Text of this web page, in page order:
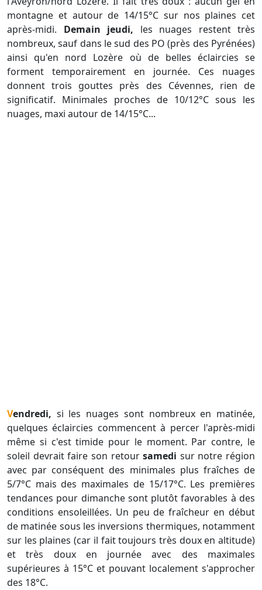
montagne et autour de 14/15°C sur nos plaines cet
après-midi. Demain jeudi, les nuages restent très
nombreux, sauf dans le sud des PO (près des Pyrénées)
ainsi qu'en nord Lozère où de belles éclaircies se
forment temporairement en journée. Ces nuages
donnent trois gouttes près des Cévennes, rien de
significatif. Minimales proches de 10/12°C sous les
nuages, maxi autour de 14/15°C...
Vendredi, si les nuages sont nombreux en matinée,
quelques éclaircies commencent à percer l'après-midi
même si c'est timide pour le moment. Par contre, le
soleil devrait faire son retoursamedi sur notre région
avec par conséquent des minimales plus fraîches de
5/7°C mais des maximales de 15/17°C. Les premières
tendances pour dimanche sont plutôt favorables à des
conditions ensoleillées. Un peu de fraîcheur en début
de matinée sous les inversions thermiques, notamment
sur les plaines (car il fait toujours très doux en altitude)
et très doux en journée avec des maximales
supérieures à 15°C et pouvant localement s'approcher
des 18°C.